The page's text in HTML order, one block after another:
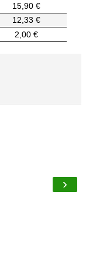
15,90 €
12,33 €
2,00 €
›